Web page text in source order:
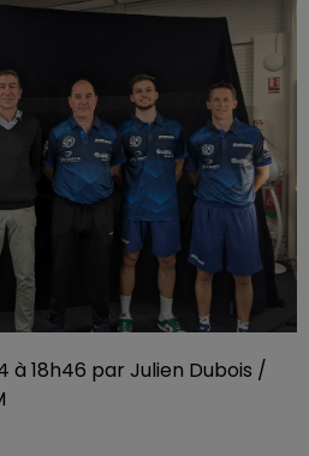
à 18h46 par Julien Dubois /